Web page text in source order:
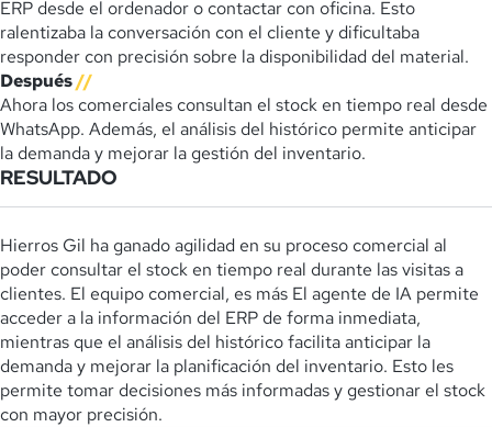
ERP desde el ordenador o contactar con oficina. Esto
ralentizaba la conversación con el cliente y dificultaba
responder con precisión sobre la disponibilidad del material.
Después//
Ahora los comerciales consultan el stock en tiempo real desde
WhatsApp. Además, el análisis del histórico permite anticipar
la demanda y mejorar la gestión del inventario.
RESULTADO
Hierros Gil ha ganado agilidad en su proceso comercial al
poder consultar el stock en tiempo real durante las visitas a
clientes. El equipo comercial, es más El agente de IA permite
acceder a la información del ERP de forma inmediata,
mientras que el análisis del histórico facilita anticipar la
demanda y mejorar la planificación del inventario. Esto les
permite tomar decisiones más informadas y gestionar el stock
con mayor precisión.